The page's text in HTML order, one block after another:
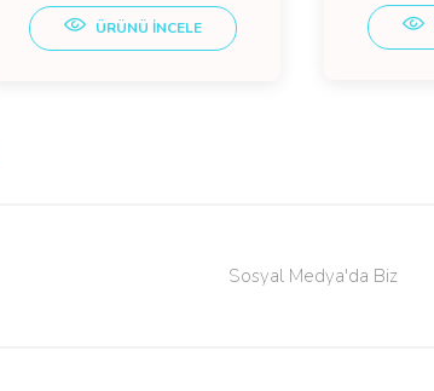
ÜRÜNÜ İNCELE
Sosyal Medya'da Biz